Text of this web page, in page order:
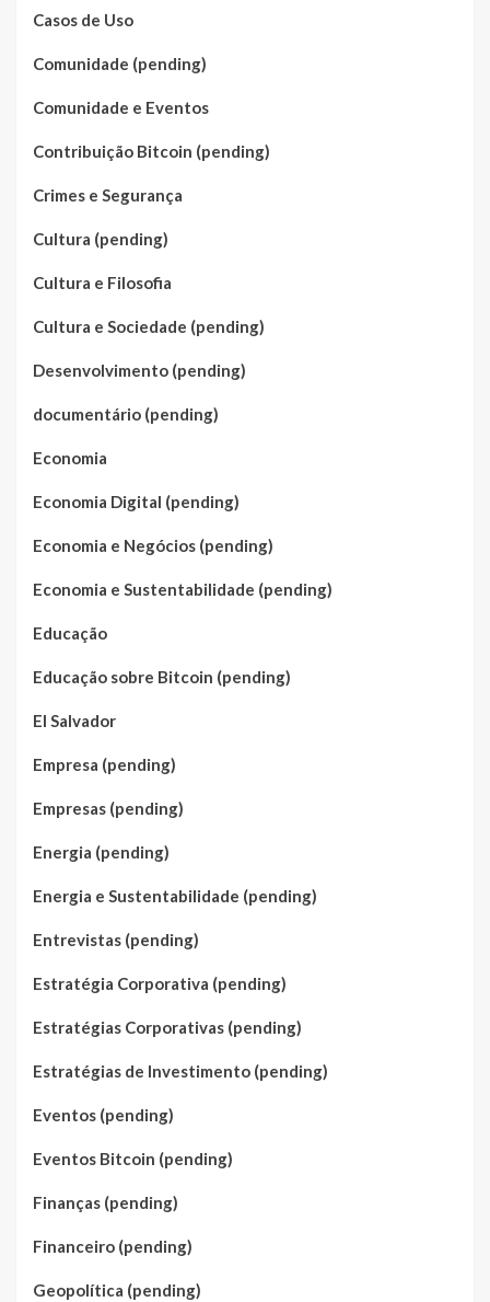
Casos de Uso
Comunidade (pending)
Comunidade e Eventos
Contribuição Bitcoin (pending)
Crimes e Segurança
Cultura (pending)
Cultura e Filosofia
Cultura e Sociedade (pending)
Desenvolvimento (pending)
documentário (pending)
Economia
Economia Digital (pending)
Economia e Negócios (pending)
Economia e Sustentabilidade (pending)
Educação
Educação sobre Bitcoin (pending)
El Salvador
Empresa (pending)
Empresas (pending)
Energia (pending)
Energia e Sustentabilidade (pending)
Entrevistas (pending)
Estratégia Corporativa (pending)
Estratégias Corporativas (pending)
Estratégias de Investimento (pending)
Eventos (pending)
Eventos Bitcoin (pending)
Finanças (pending)
Financeiro (pending)
Geopolítica (pending)